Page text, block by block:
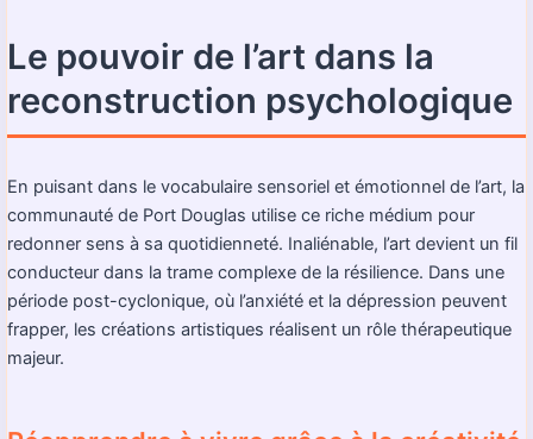
Le pouvoir de l’art dans la
reconstruction psychologique
En puisant dans le vocabulaire sensoriel et émotionnel de l’art, la
communauté de Port Douglas utilise ce riche médium pour
redonner sens à sa quotidienneté. Inaliénable, l’art devient un fil
conducteur dans la trame complexe de la résilience. Dans une
période post-cyclonique, où l’anxiété et la dépression peuvent
frapper, les créations artistiques réalisent un rôle thérapeutique
majeur.